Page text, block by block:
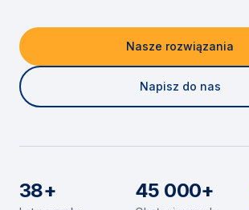
Nasze rozwiązania
Napisz do nas
38+ 45 000+